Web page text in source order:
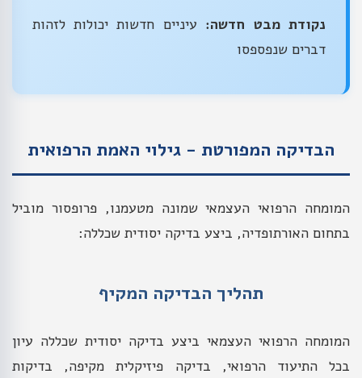
נקודת מבט חדשה: עיניים חדשות יכולות לזהות
דברים שנפספסו
הבדיקה המפורטת - גילוי האמת הרפואית
המומחה הרפואי העצמאי שמונה מטעמנו, פרופסור מוביל
בתחום האורתופדיה, ביצע בדיקה יסודית שכללה:
תהליך הבדיקה המקיף
המומחה הרפואי העצמאי ביצע בדיקה יסודית שכללה עיון
בכל התיעוד הרפואי, בדיקה פיזיקלית מקיפה, בדיקות